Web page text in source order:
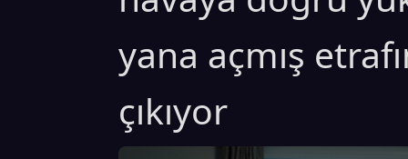
yana açmış
çıkıyor